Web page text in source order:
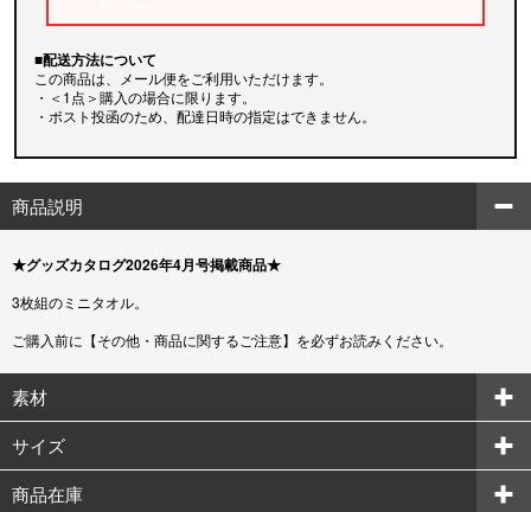
■配送方法について
この商品は、メール便をご利用いただけます。
・＜1点＞購入の場合に限ります。
・ポスト投函のため、配達日時の指定はできません。
商品説明
★グッズカタログ2026年4月号掲載商品★
3枚組のミニタオル。
ご購入前に【その他・商品に関するご注意】を必ずお読みください。
素材
サイズ
商品在庫